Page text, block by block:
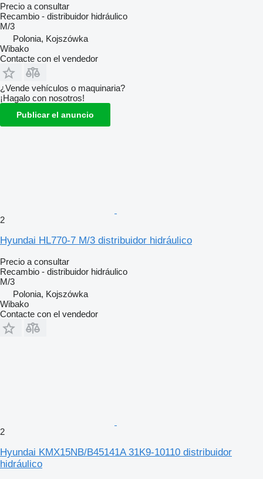
Precio a consultar
Recambio - distribuidor hidráulico
M/3
Polonia, Kojszówka
Wibako
Contacte con el vendedor
¿Vende vehículos o maquinaria?
¡Hagalo con nosotros!
Publicar el anuncio
2
Hyundai HL770-7 M/3 distribuidor hidráulico
Precio a consultar
Recambio - distribuidor hidráulico
M/3
Polonia, Kojszówka
Wibako
Contacte con el vendedor
2
Hyundai KMX15NB/B45141A 31K9-10110 distribuidor
hidráulico